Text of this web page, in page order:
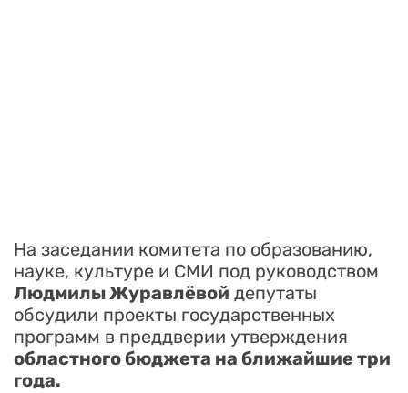
На заседании комитета по образованию,
науке, культуре и СМИ под руководством
Людмилы Журавлёвой депутаты
обсудили проекты государственных
программ в преддверии утверждения
областного бюджета на ближайшие три
года.